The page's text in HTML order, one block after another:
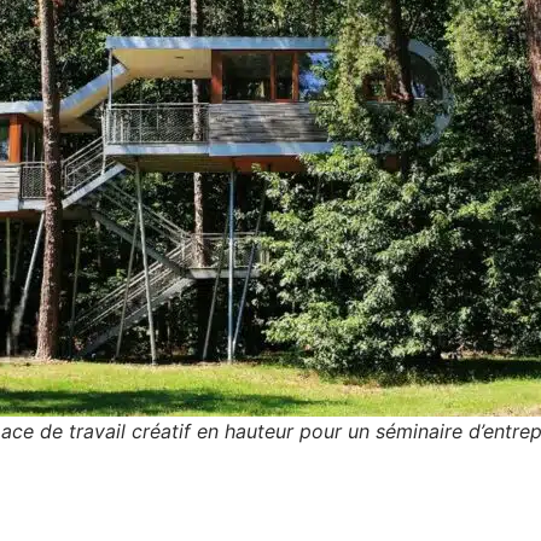
de travail créatif en hauteur pour un séminaire